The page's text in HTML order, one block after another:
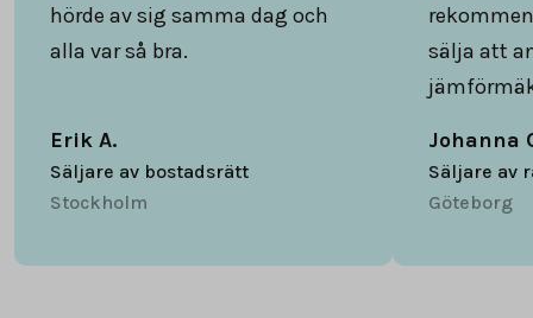
hörde av sig samma dag och
alla var så bra.
Erik A.
Säljare av bostadsrätt
Stockholm
sälja att
Johanna
Säljare av
Göteborg